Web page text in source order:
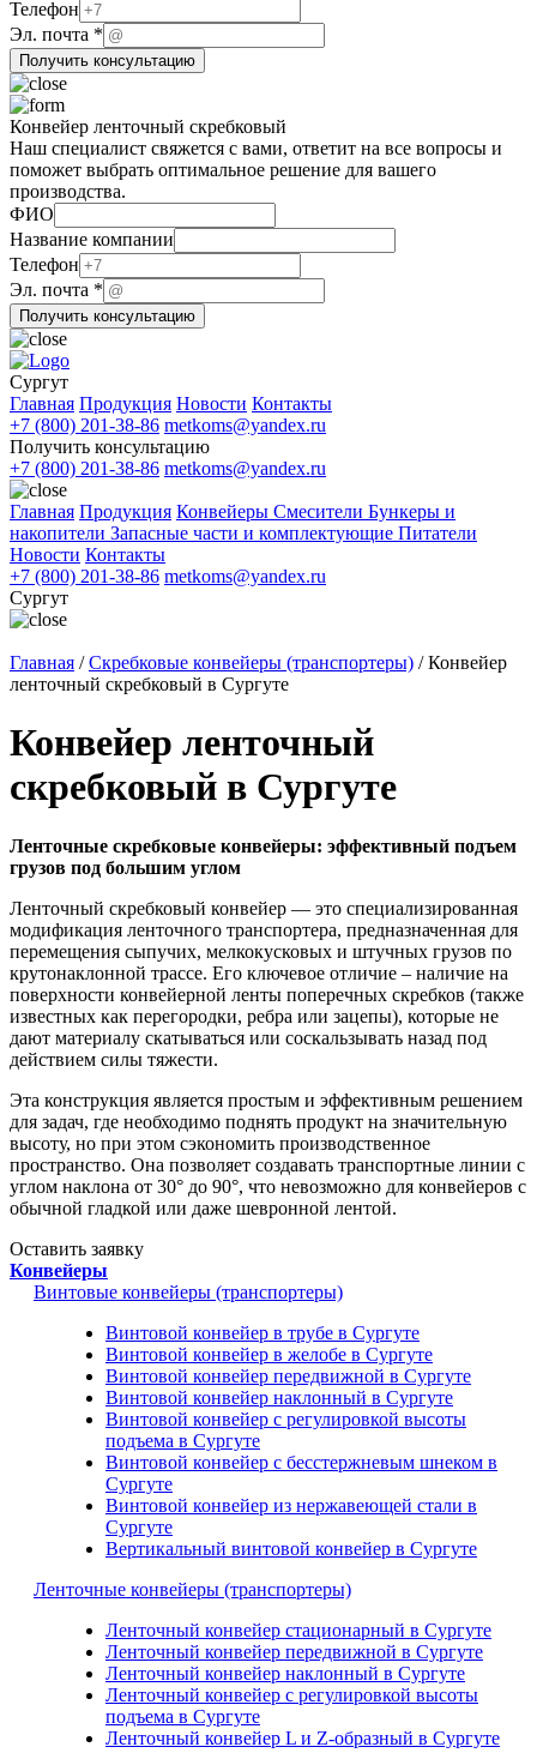
Телефон
Эл. почта *
Получить консультацию
Конвейер ленточный скребковый
Наш специалист свяжется с вами, ответит на все вопросы и
поможет выбрать оптимальное решение для вашего
производства.
Название
Эл.
ФИО
ФИО
Название компании
Телефон
Эл. почта *
Получить консультацию
Сургут
Главная Продукция Новости Контакты
+7 (800) 201-38-86 metkoms@yandex.ru
Получить консультацию
+7 (800) 201-38-86 metkoms@yandex.ru
Главная Продукция Конвейеры Смесители Бункеры и
накопители Запасные части и комплектующие Питатели
Новости Контакты
+7 (800) 201-38-86 metkoms@yandex.ru
Сургут
Главная /Скребковые конвейеры (транспортеры) /Конвейер
ленточный скребковый в Сургуте
Конвейер ленточный
скребковый в Сургуте
Ленточные скребковые конвейеры: эффективный подъем
грузов под большим углом
Ленточный скребковый конвейер — это специализированная
модификация ленточного транспортера, предназначенная для
перемещения сыпучих, мелкокусковых и штучных грузов по
крутонаклонной трассе. Его ключевое отличие – наличие на
поверхности конвейерной ленты поперечных скребков (также
известных как перегородки, ребра или зацепы), которые не
дают материалу скатываться или соскальзывать назад под
действием силы тяжести.
Эта конструкция является простым и эффективным решением
для задач, где необходимо поднять продукт на значительную
высоту, но при этом сэкономить производственное
пространство. Она позволяет создавать транспортные линии с
углом наклона от 30° до 90°, что невозможно для конвейеров с
обычной гладкой или даже шевронной лентой.
Оставить заявку
Конвейеры
Винтовые конвейеры (транспортеры)
Винтовой конвейер в трубе в Сургуте
Винтовой конвейер в желобе в Сургуте
Винтовой конвейер передвижной в Сургуте
Винтовой конвейер наклонный в Сургуте
Винтовой конвейер с регулировкой высоты
подъема в Сургуте
Винтовой конвейер с бесстержневым шнеком в
Сургуте
Винтовой конвейер из нержавеющей стали в
Сургуте
Вертикальный винтовой конвейер в Сургуте
Ленточные конвейеры (транспортеры)
Ленточный конвейер стационарный в Сургуте
Ленточный конвейер передвижной в Сургуте
Ленточный конвейер наклонный в Сургуте
Ленточный конвейер с регулировкой высоты
подъема в Сургуте
Ленточный конвейер L и Z-образный в Сургуте